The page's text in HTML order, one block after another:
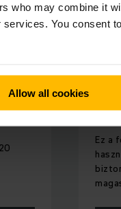
who may combine it
services. You consent
Allow all cookies
Ez a